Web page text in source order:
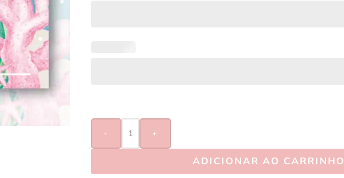
- +
ADICIONAR AO CARRINHO